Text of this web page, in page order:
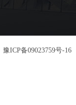
豫ICP备09023759号-16